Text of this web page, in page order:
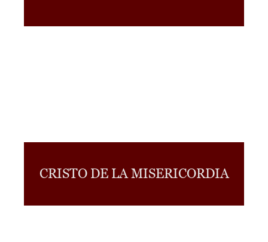
CRISTO DE LA MISERICORDIA